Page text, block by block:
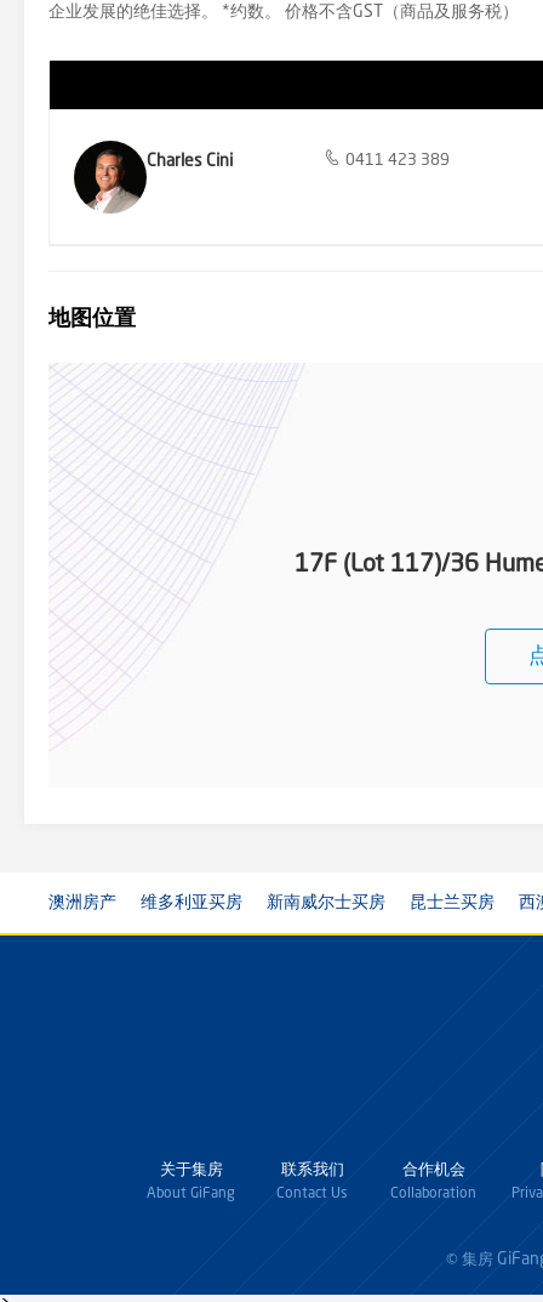
企业发展的绝佳选择。 *约数。 价格不含GST（商品及服务税）
Charles Cini 0411 423 389
地图位置
17F (Lot 117)/36
澳洲房产 维多利亚买房 新南威尔士买房 昆士兰买房 西
关于集房
About GiFang
联系我们
Contact Us
合作机会
Collaboration
© 集房